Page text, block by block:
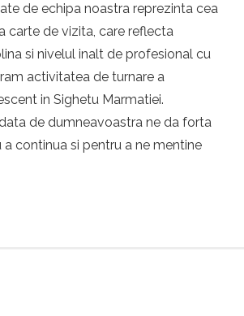
de echipa noastra reprezinta cea
carte de vizita, care reflecta
si nivelul inalt de profesional cu
activitatea de turnare a
in Sighetu Marmatiei.
de dumneavoastra ne da forta
a continua si pentru a ne mentine